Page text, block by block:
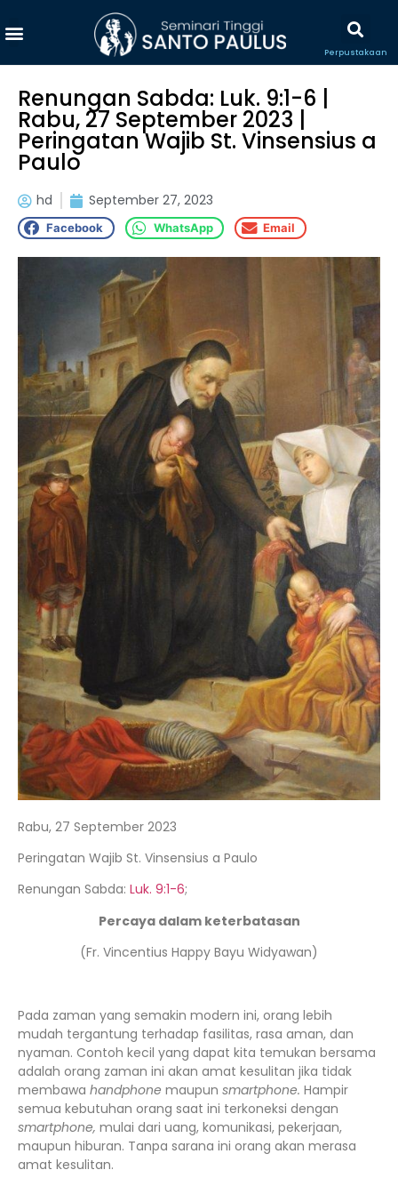
Perpustakaan
Renungan Sabda: Luk. 9:1-6 |
Rabu, 27 September 2023 |
Peringatan Wajib St. Vinsensius a
Paulo
hd September 27, 2023
Facebook WhatsApp Email
Rabu, 27 September 2023
Peringatan Wajib St. Vinsensius a Paulo
Renungan Sabda: Luk. 9:1-6;
Percaya dalam keterbatasan
(Fr. Vincentius Happy Bayu Widyawan)
Pada zaman yang semakin modern ini, orang lebih
mudah tergantung terhadap fasilitas, rasa aman, dan
nyaman. Contoh kecil yang dapat kita temukan bersama
adalah orang zaman ini akan amat kesulitan jika tidak
membawa handphone maupun smartphone. Hampir
semua kebutuhan orang saat ini terkoneksi dengan
smartphone, mulai dari uang, komunikasi, pekerjaan,
maupun hiburan. Tanpa sarana ini orang akan merasa
amat kesulitan.